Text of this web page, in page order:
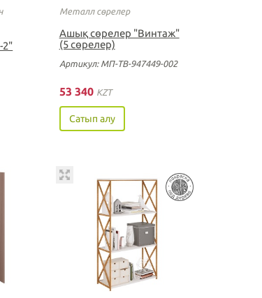
2"
Металл сөрелер
Ашық сөрелер "Винтаж"
(5 сөрелер)
Артикул: МП-ТВ-947449-002
53 340 KZT
Сатып алу